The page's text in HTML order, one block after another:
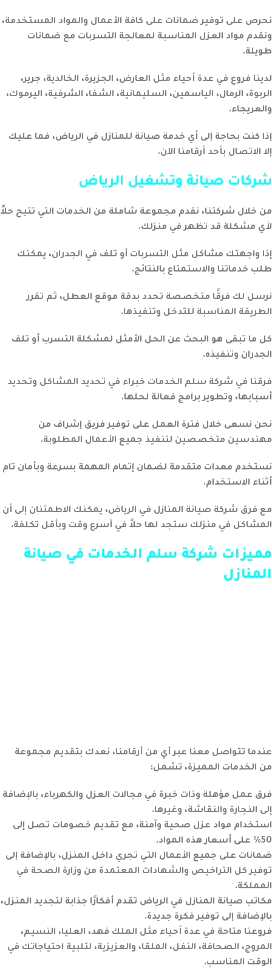
نحرص على توفير ضمانات على كافة الأعمال والمواد المستخدمة،
ونقدم مواد العزل المناسبة لمعالجة التسربات مع ضمانات
طويلة.
لدينا فروع في عدة أحياء مثل العارض، الجزيرة، الخالدية، جرير،
الربوة، الرمال، الياسمين، السليمانية، الشفا، الشرفية، اليرموك،
والعريجاء.
إذا كنت بحاجة إلى أي خدمة صيانة للمنازل في الرياض، فما عليك
إلا الاتصال بأحد أرقامنا الآن.
شركات صيانة وتشغيل الرياض
من خلال شركتنا، نقدم مجموعة شاملة من الخدمات التي تتيح حلاً
لأي مشكلة قد تظهر في منزلك.
إذا واجهتك مشاكل مثل التسربات أو تلف في الجدران، يمكنك
طلب خدماتنا والاستمتاع بالنتائج.
نرسل لك فرقًا متخصصة تحدد بدقة موقع العطل، ثم تقرر
الطريقة المناسبة للتدخل وتنفيذها.
كل ما تبقى هو البحث عن الحل الأمثل لمشكلة التسرب أو تلف
الجدران وتنفيذه.
فرقنا في شركة سلم الخدمات خبراء في تحديد المشاكل وتحديد
أسبابها، وتطوير برامج فعالة لحلها.
نحن نسعى خلال فترة العمل على توفير فريق إشراف من
مهندسين متخصصين لتنفيذ جميع الأعمال المطلوبة.
نستخدم معدات متقدمة لضمان إتمام المهمة بسرعة وبأمان تام
أثناء الاستخدام.
مع فرق شركة صيانة المنازل في الرياض، يمكنك الاطمئنان إلى أن
المشاكل في منزلك ستجد لها حلاً في أسرع وقت وبأقل تكلفة.
مميزات شركة سلم الخدمات في صيانة
المنازل
عندما تتواصل معنا عبر أي من أرقامنا، نعدك بتقديم مجموعة
من الخدمات المميزة، تشمل:
فرق عمل مؤهلة وذات خبرة في مجالات العزل والكهرباء، بالإضافة
إلى النجارة والنقاشة، وغيرها.
استخدام مواد عزل صحية وآمنة، مع تقديم خصومات تصل إلى
50% على أسعار هذه المواد.
ضمانات على جميع الأعمال التي تجري داخل المنزل، بالإضافة إلى
توفير كل التراخيص والشهادات المعتمدة من وزارة الصحة في
المملكة.
مكاتب صيانة المنازل في الرياض تقدم أفكارًا جذابة لتجديد المنزل،
بالإضافة إلى توفير فكرة جديدة.
فروعنا متاحة في عدة أحياء مثل الملك فهد، العليا، النسيم،
المروج، الصحافة، النفل، الملقا، والعزيزية، لتلبية احتياجاتك في
الوقت المناسب.